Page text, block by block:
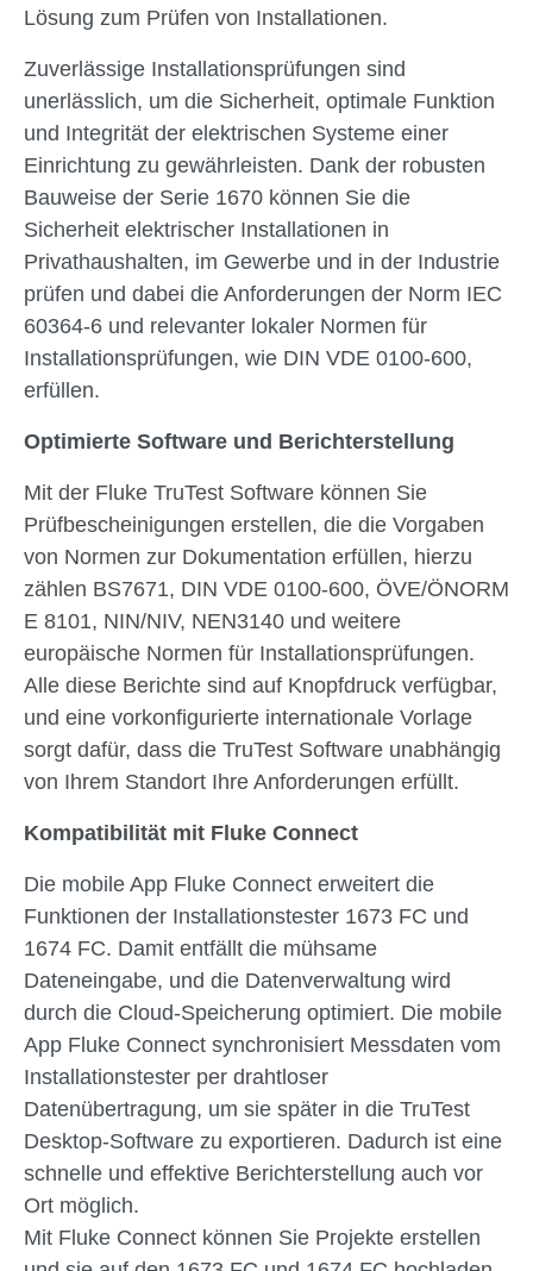
Lösung zum Prüfen von Installationen.
Zuverlässige Installationsprüfungen sind
unerlässlich, um die Sicherheit, optimale Funktion
und Integrität der elektrischen Systeme einer
Einrichtung zu gewährleisten. Dank der robusten
Bauweise der Serie 1670 können Sie die
Sicherheit elektrischer Installationen in
Privathaushalten, im Gewerbe und in der Industrie
prüfen und dabei die Anforderungen der Norm IEC
60364-6 und relevanter lokaler Normen für
Installationsprüfungen, wie DIN VDE 0100-600,
erfüllen.
Optimierte Software und Berichterstellung
Mit der Fluke TruTest Software können Sie
Prüfbescheinigungen erstellen, die die Vorgaben
von Normen zur Dokumentation erfüllen, hierzu
zählen BS7671, DIN VDE 0100-600, ÖVE/ÖNORM
E 8101, NIN/NIV, NEN3140 und weitere
europäische Normen für Installationsprüfungen.
Alle diese Berichte sind auf Knopfdruck verfügbar,
und eine vorkonfigurierte internationale Vorlage
sorgt dafür, dass die TruTest Software unabhängig
von Ihrem Standort Ihre Anforderungen erfüllt.
Kompatibilität mit Fluke Connect
Die mobile App Fluke Connect erweitert die
Funktionen der Installationstester 1673 FC und
1674 FC. Damit entfällt die mühsame
Dateneingabe, und die Datenverwaltung wird
durch die Cloud-Speicherung optimiert. Die mobile
App Fluke Connect synchronisiert Messdaten vom
Installationstester per drahtloser
Datenübertragung, um sie später in die TruTest
Desktop-Software zu exportieren. Dadurch ist eine
schnelle und effektive Berichterstellung auch vor
Ort möglich.
Mit Fluke Connect können Sie Projekte erstellen